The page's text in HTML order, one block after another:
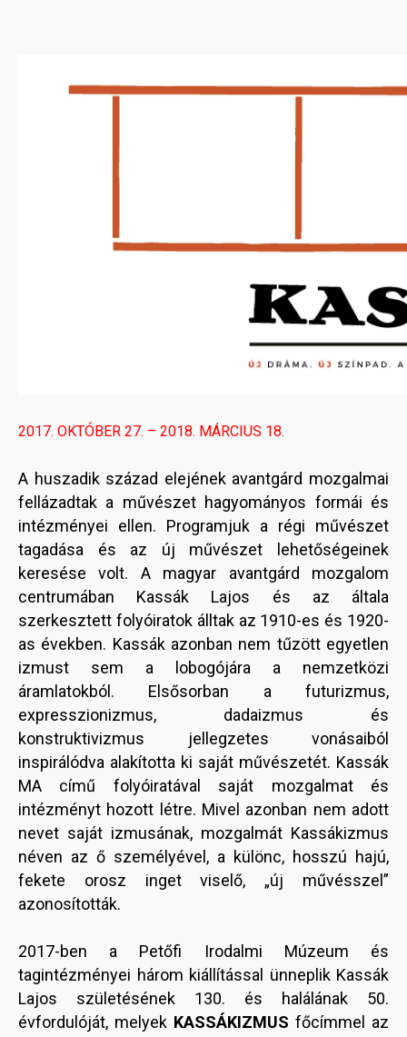
2017. OKTÓBER 27. – 2018. MÁRCIUS 18.
A huszadik század elejének avantgárd mozgalmai
fellázadtak a művészet hagyományos formái és
intézményei ellen. Programjuk a régi művészet
tagadása és az új művészet lehetőségeinek
keresése volt. A magyar avantgárd mozgalom
centrumában Kassák Lajos és az általa
szerkesztett folyóiratok álltak az 1910-es és 1920-
as években. Kassák azonban nem tűzött egyetlen
izmust sem a lobogójára a nemzetközi
áramlatokból. Elsősorban a futurizmus,
expresszionizmus, dadaizmus és
konstruktivizmus jellegzetes vonásaiból
inspirálódva alakította ki saját művészetét. Kassák
MA című folyóiratával saját mozgalmat és
intézményt hozott létre. Mivel azonban nem adott
nevet saját izmusának, mozgalmát Kassákizmus
néven az ő személyével, a különc, hosszú hajú,
fekete orosz inget viselő, „új művésszel”
azonosították.
2017-ben a Petőfi Irodalmi Múzeum és
tagintézményei három kiállítással ünneplik Kassák
Lajos születésének 130. és halálának 50.
évfordulóját, melyek KASSÁKIZMUS főcímmel az